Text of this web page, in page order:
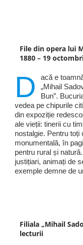
File din opera lui
1880 – 19
D
acă e
„Mihail
Bun”.
vedea pe chipurile
din expoziție
ale vieții: tinerii cu
nostalgie. Pentru toți
monumentală, în
pentru rural și
justițiari, animați de
exemple demne de
Filiala „Mihail
lecturii